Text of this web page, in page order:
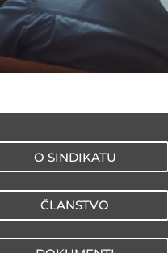
O SINDIKATU
ČLANSTVO